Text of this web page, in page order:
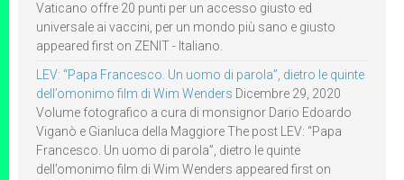
Vaticano offre 20 punti per un accesso giusto ed
universale ai vaccini, per un mondo più sano e giusto
appeared first on ZENIT - Italiano.
LEV: “Papa Francesco. Un uomo di parola”, dietro le quinte
dell’omonimo film di Wim Wenders Dicembre 29, 2020
Volume fotografico a cura di monsignor Dario Edoardo
Viganò e Gianluca della Maggiore The post LEV: “Papa
Francesco. Un uomo di parola”, dietro le quinte
dell’omonimo film di Wim Wenders appeared first on